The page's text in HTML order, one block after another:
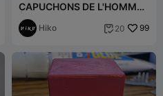
CAPUCHONS DE L'HOMME
À LA TRONÇONNEUSE ET
DE LA POCHITA - CLAVIER
MÉCANIQUE
Hiko  20 99